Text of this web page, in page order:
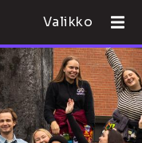
Valikko